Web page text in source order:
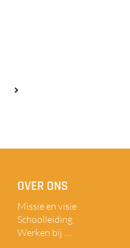
OVER ONS
Missie en visie
Schoolleiding
Werken bij ....